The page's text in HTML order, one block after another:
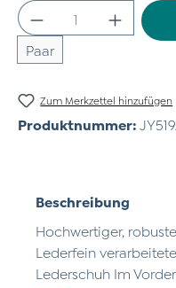
Produkt Anzahl:
Paar
Zum Merkzettel hinzufügen
Produktnummer:
Beschreibung
Hochwertiger,
Lederfein
Lederschuh Im